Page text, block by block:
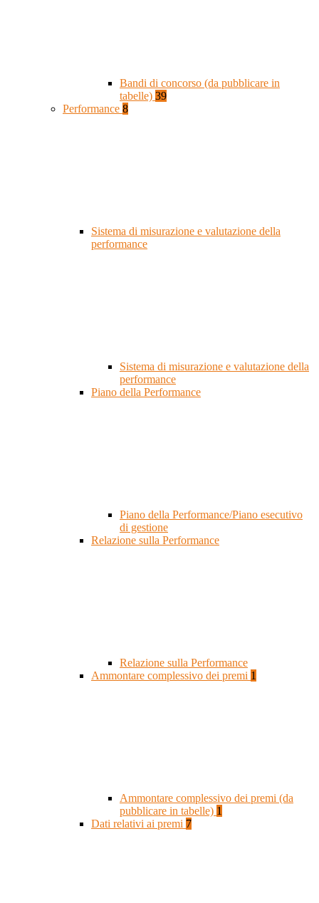
Bandi di concorso (da pubblicare in
tabelle) 39
Performance 8
Sistema di misurazione e valutazione della
performance
Sistema di misurazione e valutazione della
performance
Piano della Performance
Piano della Performance/Piano esecutivo
di gestione
Relazione sulla Performance
Relazione sulla Performance
Ammontare complessivo dei premi 1
Ammontare complessivo dei premi (da
pubblicare in tabelle) 1
Dati relativi ai premi 7